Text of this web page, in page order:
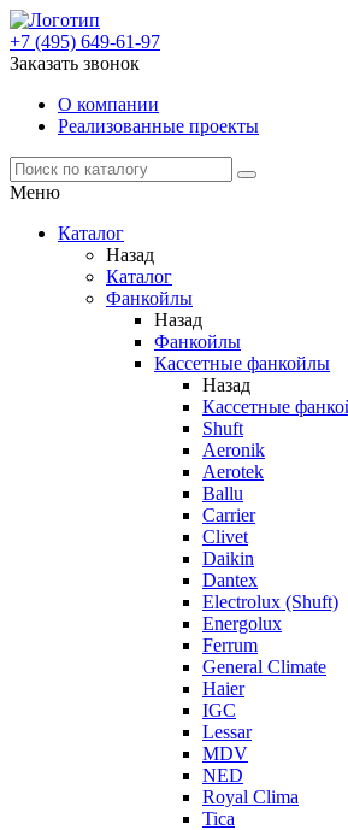
+7 (495) 649-61-97
Заказать звонок
О компании
Реализованные проекты
Меню
Каталог
Назад
Каталог
Фанкойлы
Назад
Фанкойлы
Кассетные фанкойлы
Назад
Кассетные
Shuft
Aeronik
Aerotek
Ballu
Carrier
Clivet
Daikin
Dantex
Electrolux (Shuft)
Energolux
Ferrum
General Climate
Haier
IGC
Lessar
MDV
NED
Royal Clima
Tica